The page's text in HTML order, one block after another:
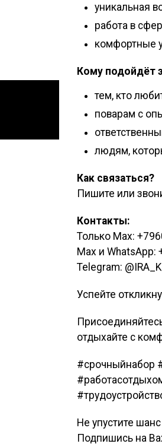
уникальная
работа в
комфортные
Кому подойдёт
тем, кто
поварам с
людям,
Как связаться?
Пишите или
Контакты:
Только Max:
Max и WhatsApp:
Telegram:
Успейте
отдыхайте с
#срочныйнабор
Не упустите
Подпишись на